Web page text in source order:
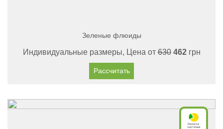
Зеленые флюиды
Индивидуальные размеры, Цена от630 462грн
Рассчитать